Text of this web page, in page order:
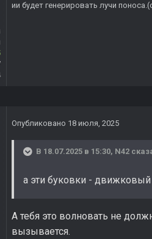
ии будет генерировать лучи
Опубликовано 18 июля, 2025
В 18.07.2025 в 15:30, N42
а эти буковки -
А тебя это волновать не
вызывается.